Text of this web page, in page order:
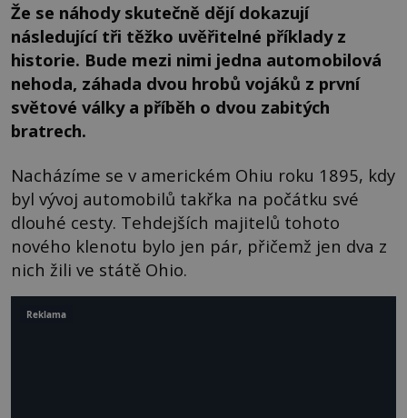
Že se náhody skutečně dějí dokazují
následující tři těžko uvěřitelné příklady z
historie. Bude mezi nimi jedna automobilová
nehoda, záhada dvou hrobů vojáků z první
světové války a příběh o dvou zabitých
bratrech.
Nacházíme se v americkém Ohiu roku 1895, kdy
byl vývoj automobilů takřka na počátku své
dlouhé cesty. Tehdejších majitelů tohoto
nového klenotu bylo jen pár, přičemž jen dva z
nich žili ve státě Ohio.
Reklama